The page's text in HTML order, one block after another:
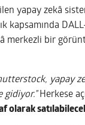
yapay zekâ
kapsamında
merkezli bir
yapay
gidiyor.” Herkese
olarak